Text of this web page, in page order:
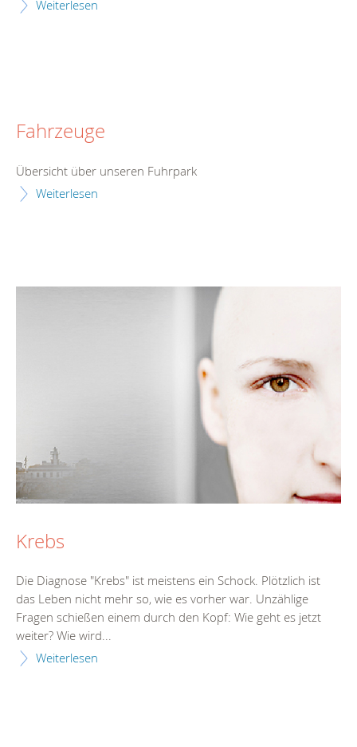
Weiterlesen
Fahrzeuge
Übersicht über unseren Fuhrpark
Weiterlesen
Krebs
Die Diagnose "Krebs" ist meistens ein Schock. Plötzlich ist
das Leben nicht mehr so, wie es vorher war. Unzählige
Fragen schießen einem durch den Kopf: Wie geht es jetzt
weiter? Wie wird...
Weiterlesen